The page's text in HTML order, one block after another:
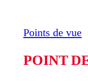
Points de vue
POINT